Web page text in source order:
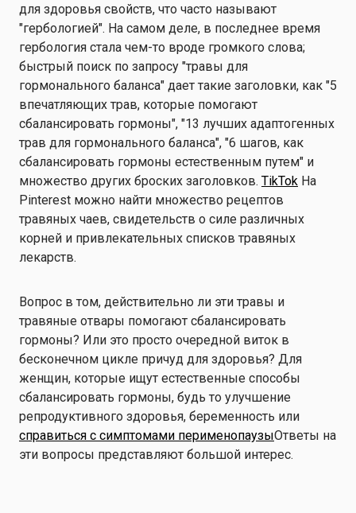
для здоровья свойств, что часто называют
"гербологией". На самом деле, в последнее время
гербология стала чем-то вроде громкого слова;
быстрый поиск по запросу "травы для
гормонального баланса" дает такие заголовки, как "5
впечатляющих трав, которые помогают
сбалансировать гормоны", "13 лучших адаптогенных
трав для гормонального баланса", "6 шагов, как
сбалансировать гормоны естественным путем" и
множество других броских заголовков. TikTok На
Pinterest можно найти множество рецептов
травяных чаев, свидетельств о силе различных
корней и привлекательных списков травяных
лекарств.
Вопрос в том, действительно ли эти травы и
травяные отвары помогают сбалансировать
гормоны? Или это просто очередной виток в
бесконечном цикле причуд для здоровья? Для
женщин, которые ищут естественные способы
сбалансировать гормоны, будь то улучшение
репродуктивного здоровья, беременность или
справиться с симптомами перименопаузыОтветы на
эти вопросы представляют большой интерес.